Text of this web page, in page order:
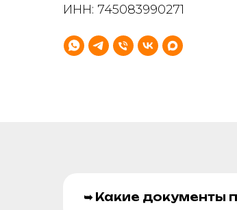
ИНН: 745083990271
➥ Какие документы